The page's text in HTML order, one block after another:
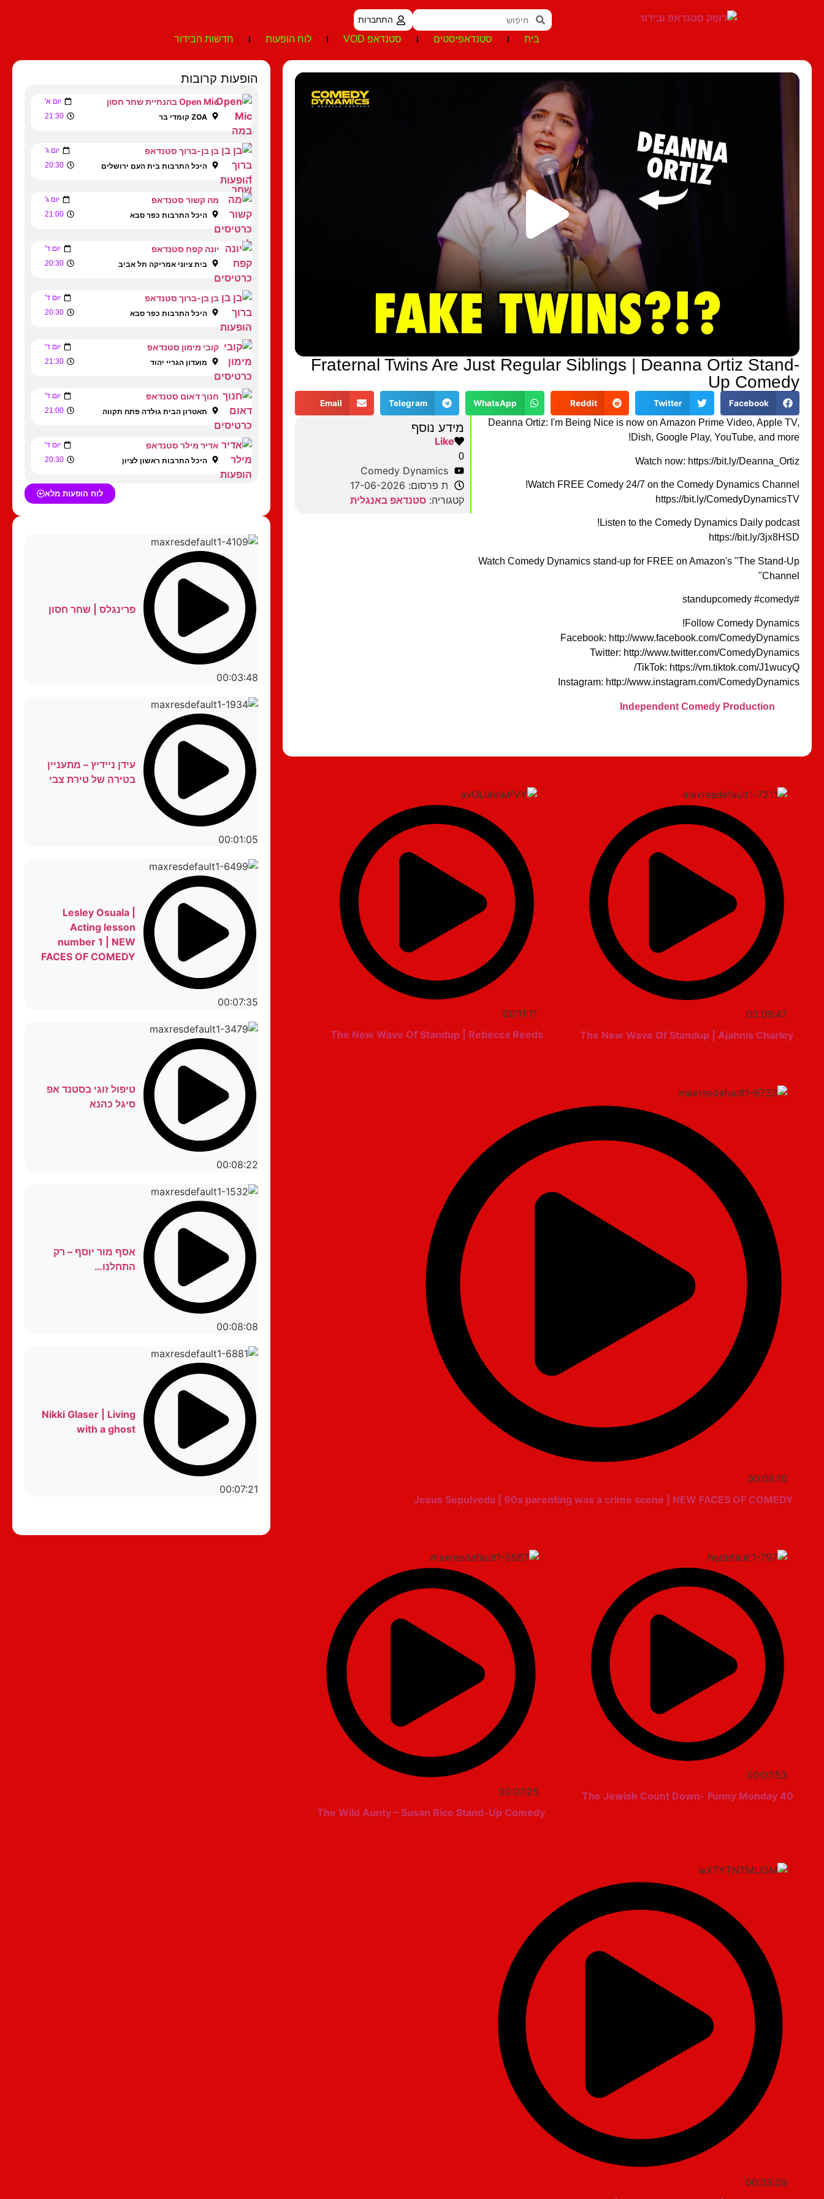
התחברות
בית סטנדאפיסטים סטנדאפ VOD לוח הופעות חדשות הבידור
Fraternal Twins Are Just Regular Siblings | Deanna Ortiz Stand-
Up Comedy
Facebook
Twitter
Reddit
WhatsApp
Telegram
Email
Deanna Ortiz: I'm Being Nice is now on Amazon Prime Video, Apple TV,
Dish, Google Play, YouTube, and more!
Watch now: https://bit.ly/Deanna_Ortiz
Watch FREE Comedy 24/7 on the Comedy Dynamics Channel!
https://bit.ly/ComedyDynamicsTV
Listen to the Comedy Dynamics Daily podcast!
https://bit.ly/3jx8HSD
Watch Comedy Dynamics stand-up for FREE on Amazon's "The Stand-Up
Channel"
#standupcomedy #comedy
Follow Comedy Dynamics!
Facebook: http://www.facebook.com/ComedyDynamics
Twitter: http://www.twitter.com/ComedyDynamics
TikTok: https://vm.tiktok.com/J1wucyQ/
Instagram: http://www.instagram.com/ComedyDynamics
Independent Comedy Production
מידע נוסף
Like
0
Comedy Dynamics
ת פרסום: 17-06-2026
קטגוריה: סטנדאפ באנגלית
00:09:47
The New Wave Of Standup | Ajahnis Charley
00:11:11
The New Wave Of Standup | Rebecca Reeds
00:06:10
Jesus Sepulveda | 90s parenting was a crime scene | NEW FACES OF COMEDY
00:07:53
The Jewish Count Down- Funny Monday 40
00:07:25
The Wild Aunty – Susan Rice Stand-Up Comedy
00:08:09
הופעות קרובות
Open Mic בהנחיית שחר חסון יום א'
ZOA קומדי בר 21:30
בן בן-ברוך סטנדאפ יום ג'
היכל התרבות בית העם ירושלים 20:30
מה קשור סטנדאפ יום ג'
היכל התרבות כפר סבא 21:00
יונה קפח סטנדאפ יום ד'
בית ציוני אמריקה תל אביב 20:30
בן בן-ברוך סטנדאפ יום ד'
היכל התרבות כפר סבא 20:30
קובי מימון סטנדאפ יום ד'
מועדון הגריי יהוד 21:30
חנוך דאום סטנדאפ יום ד'
תאטרון הבית גולדה פתח תקווה 21:00
אדיר מילר סטנדאפ יום ד'
היכל התרבות ראשון לציון 20:30
לוח הופעות מלא
00:03:48
פרינגלס | שחר חסון
00:01:05
עידן ניידיץ – מתעניין
בטירה של טירת צבי
00:07:35
Lesley Osuala |
Acting lesson
number 1 | NEW
FACES OF COMEDY
00:08:22
טיפול זוגי בסטנד אפ
סיגל כהנא
00:08:08
אסף מור יוסף – רק
התחלנו…
00:07:21
Nikki Glaser | Living
with a ghost